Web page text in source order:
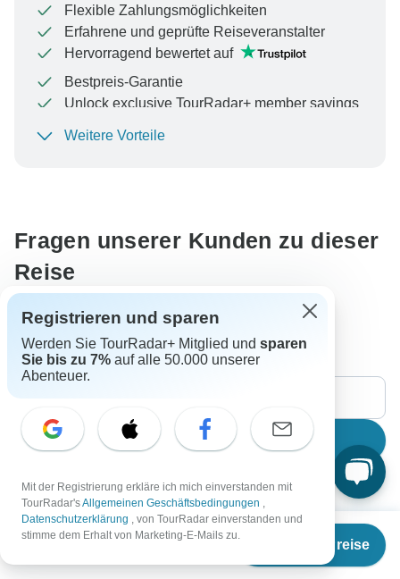
Termine & Preise
Flexible Zahlungsmöglichkeiten
Erfahrene und geprüfte Reiseveranstalter
Hervorragend bewertet auf
Bestpreis-Garantie
Unlock exclusive TourRadar+ member savings
Um Ihre Zahlung zu schützen und sicherzustellen,
Weitere Vorteile
Fragen unserer Kunden zu dieser
Reise
Automatisch übersetzt. In Originalsprache ansehen
Suche
Der Inhalt unseres FAQ-Bereichs kann sich ändern.
Alle Fragen Accommodation Preis / Verfügbarkeit
Registrieren und sparen
Werden Sie TourRadar+ Mitglied und sparen
Sie bis zu 7% auf alle 50.000 unserer
Abenteuer.
Mit der Registrierung erkläre ich mich einverstanden mit
TourRadar'sAllgemeinen Geschäftsbedingungen ,
Datenschutzerklärung , von TourRadar einverstanden und
stimme dem Erhalt von Marketing-E-Mails zu.